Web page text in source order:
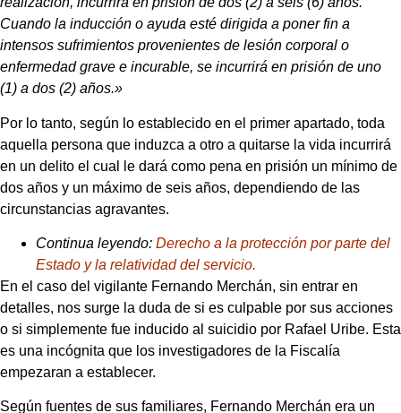
Cuando la inducción o ayuda esté dirigida a poner fin a
intensos sufrimientos provenientes de lesión corporal o
enfermedad grave e incurable, se incurrirá en prisión de uno
(1) a dos (2) años.»
Por lo tanto, según lo establecido en el primer apartado, toda
aquella persona que induzca a otro a quitarse la vida incurrirá
en un delito el cual le dará como pena en prisión un mínimo de
dos años y un máximo de seis años, dependiendo de las
circunstancias agravantes.
Continua leyendo: Derecho a la protección por parte del
Estado y la relatividad del servicio.
En el caso del vigilante Fernando Merchán, sin entrar en
detalles, nos surge la duda de si es culpable por sus acciones
o si simplemente fue inducido al suicidio por Rafael Uribe. Esta
es una incógnita que los investigadores de la Fiscalía
empezaran a establecer.
Según fuentes de sus familiares, Fernando Merchán era un